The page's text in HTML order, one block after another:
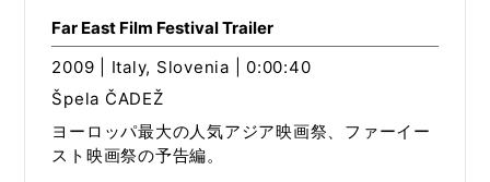
Far East Film Festival Trailer
2009 | Italy, Slovenia | 0:00:40
Špela ČADEŽ
ヨーロッパ最大の人気アジア映画祭、ファーイー
スト映画祭の予告編。